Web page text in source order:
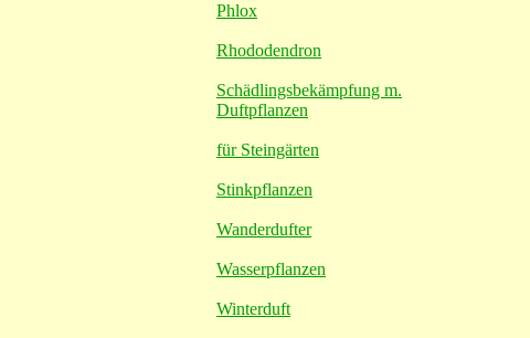
Phlox
Rhododendron
Schädlingsbekämpfung m.
Duftpflanzen
für Steingärten
Stinkpflanzen
Wanderdufter
Wasserpflanzen
Winterduft